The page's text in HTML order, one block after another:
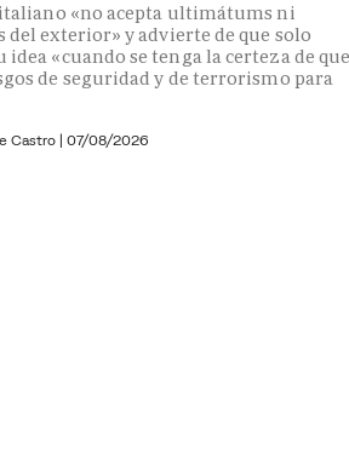
«no acepta ultimátums ni
del exterior» y advierte de que solo
idea «cuando se tenga la certeza de
de seguridad y de terrorismo para
Castro | 07/08/2026